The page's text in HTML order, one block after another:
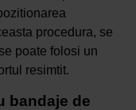
procedura, se
poate folosi un
resimtit.
bandaje de